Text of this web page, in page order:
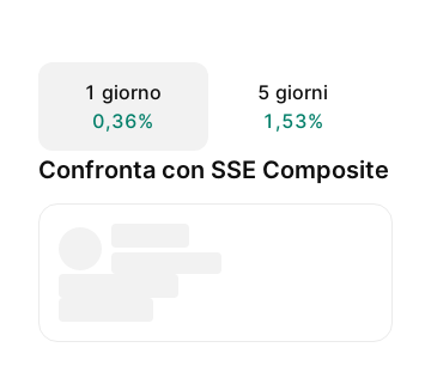
1 giorno
0,36%
5 giorni
1,53%
Confronta con SSE Composite